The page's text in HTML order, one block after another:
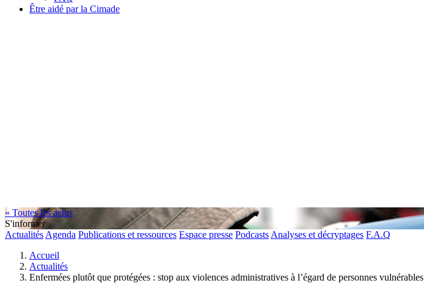
Être aidé par la Cimade
« Toutes les actus
S'informer
Actualités Agenda Publications et ressources Espace presse Podcasts Analyses et décryptages F.A.Q
Accueil
Actualités
Enfermées plutôt que protégées : stop aux violences administratives à l’égard de personnes vulnérables